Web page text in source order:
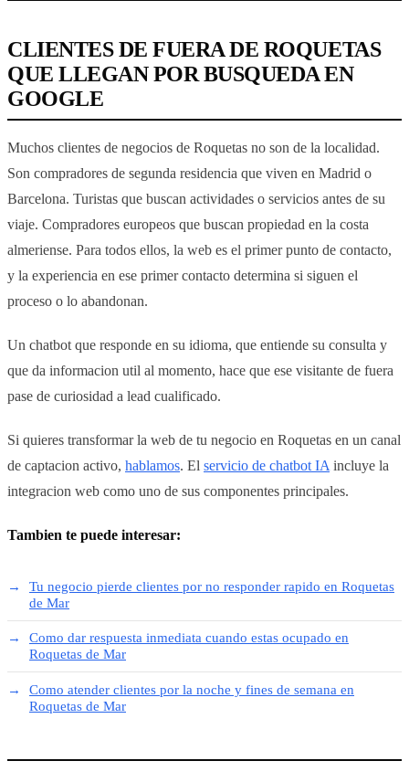
CLIENTES DE FUERA DE ROQUETAS
QUE LLEGAN POR BUSQUEDA EN
GOOGLE
Muchos clientes de negocios de Roquetas no son de la localidad.
Son compradores de segunda residencia que viven en Madrid o
Barcelona. Turistas que buscan actividades o servicios antes de su
viaje. Compradores europeos que buscan propiedad en la costa
almeriense. Para todos ellos, la web es el primer punto de contacto,
y la experiencia en ese primer contacto determina si siguen el
proceso o lo abandonan.
Un chatbot que responde en su idioma, que entiende su consulta y
que da informacion util al momento, hace que ese visitante de fuera
pase de curiosidad a lead cualificado.
Si quieres transformar la web de tu negocio en Roquetas en un canal
de captacion activo, hablamos. El servicio de chatbot IA incluye la
integracion web como uno de sus componentes principales.
Tambien te puede interesar:
Tu negocio pierde clientes por no responder rapido en Roquetas
de Mar
Como dar respuesta inmediata cuando estas ocupado en
Roquetas de Mar
Como atender clientes por la noche y fines de semana en
Roquetas de Mar